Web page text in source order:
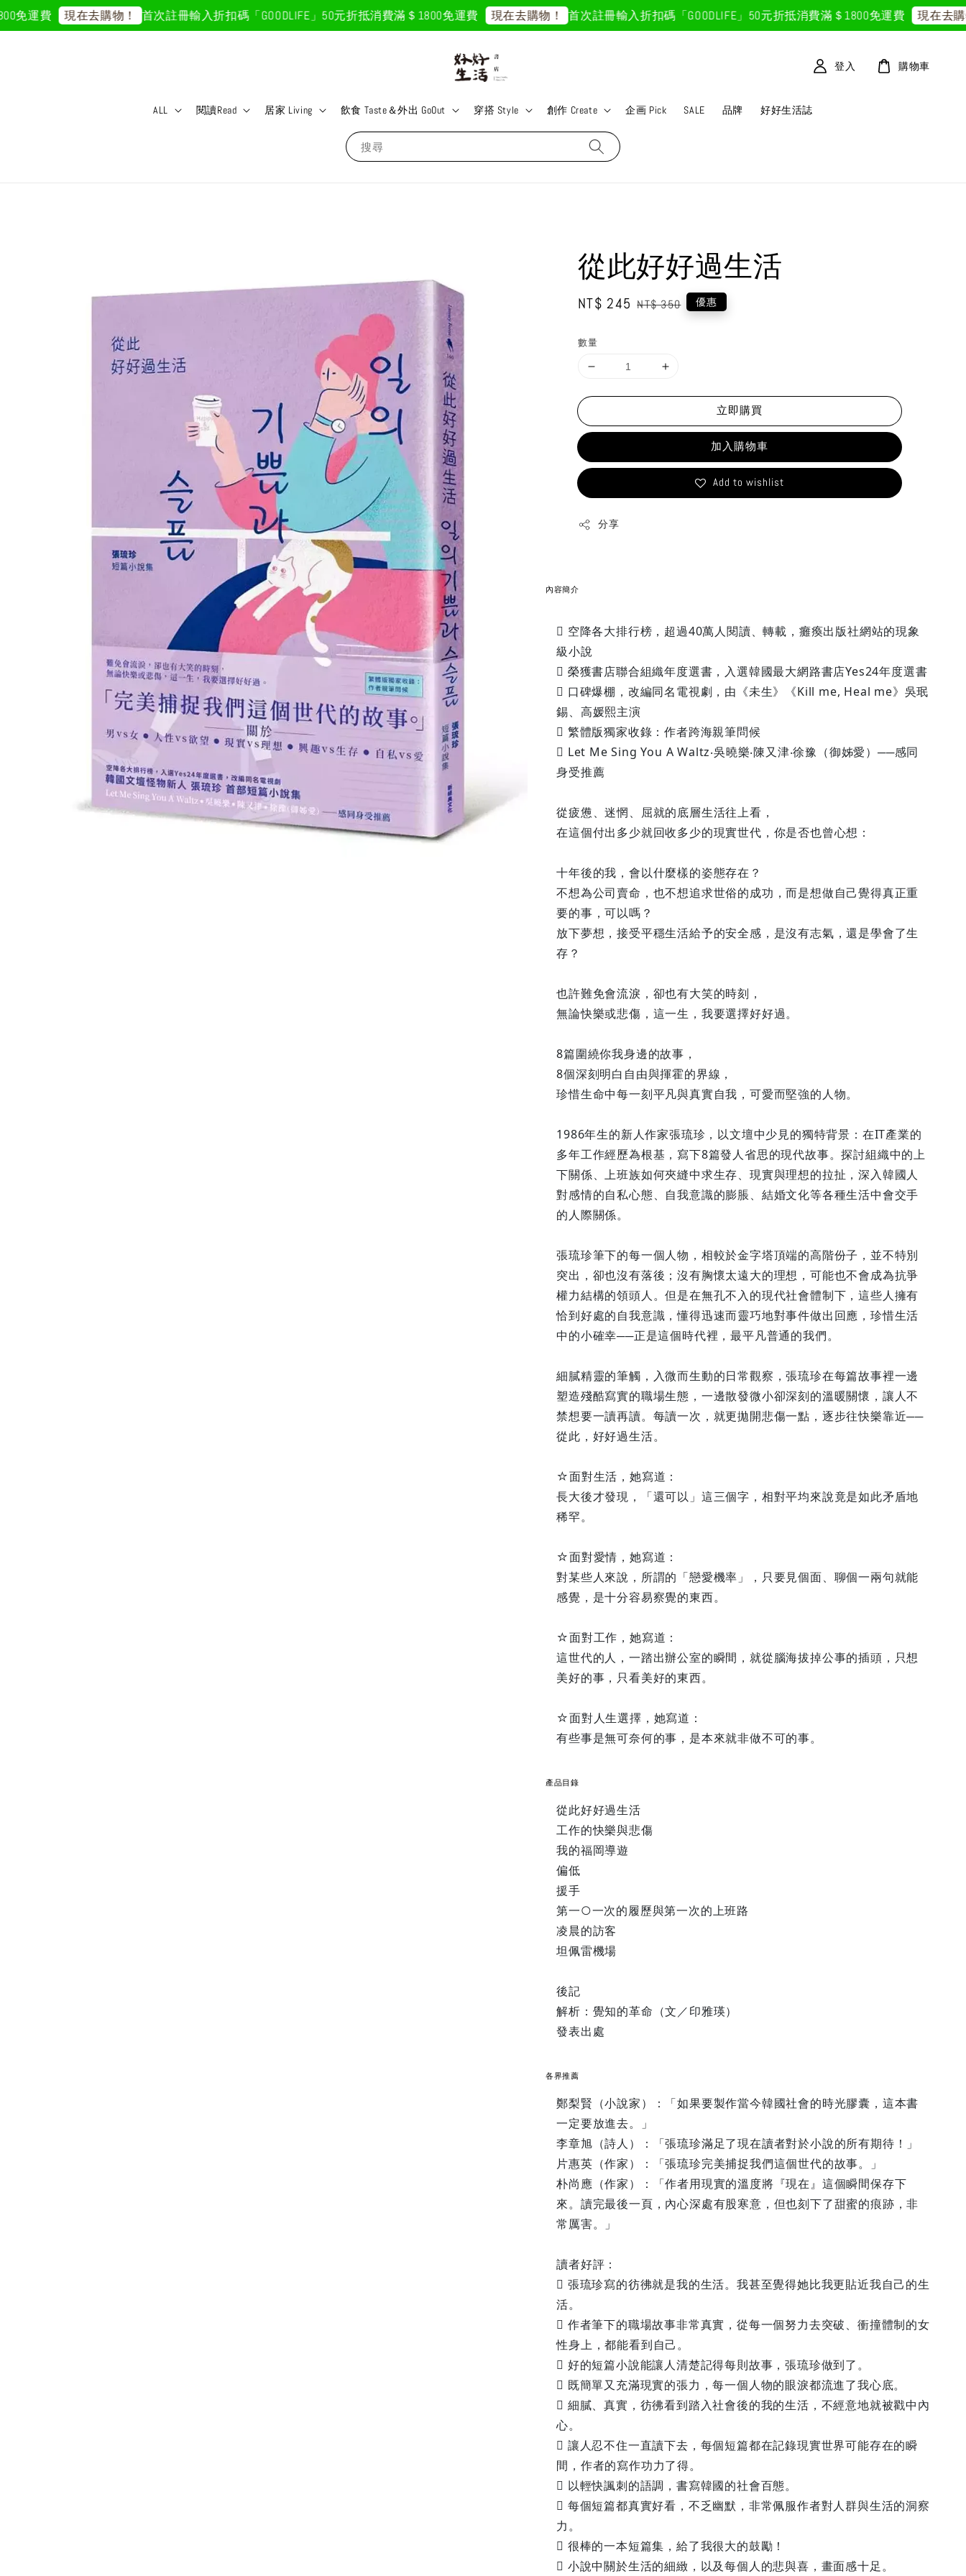
運費 現在去購物！ 首次註冊輸入折扣碼「GOODLIFE」50元折抵消費滿＄1800免運費 現在去購物！ 首次註冊輸入折扣碼「GOODLIFE」50元折抵消費滿＄1800免運費 現在去購物！
搜尋
ALL 閱讀Read 居家 Living 飲食 Taste＆外出 GoOut 穿搭 Style 創作 Create 企画 Pick SALE 品牌 好好生活誌
登入 購物車
從此好好過生活
Sale
NT$ 245 Regular
NT$ 350 優惠
數量
立即購買
加入購物車
Add to wishlist
分享
內容簡介
 空降各大排行榜，超過40萬人閱讀、轉載，癱瘓出版社網站的現象
級小說
 榮獲書店聯合組織年度選書，入選韓國最大網路書店Yes24年度選書
 口碑爆棚，改編同名電視劇，由《未生》《Kill me, Heal me》吳珉
錫、高媛熙主演
 繁體版獨家收錄：作者跨海親筆問候
 Let Me Sing You A Waltz‧吳曉樂‧陳又津‧徐豫（御姊愛）──感同
身受推薦
從疲憊、迷惘、屈就的底層生活往上看，
在這個付出多少就回收多少的現實世代，你是否也曾心想：
十年後的我，會以什麼樣的姿態存在？
不想為公司賣命，也不想追求世俗的成功，而是想做自己覺得真正重
要的事，可以嗎？
放下夢想，接受平穩生活給予的安全感，是沒有志氣，還是學會了生
存？
也許難免會流淚，卻也有大笑的時刻，
無論快樂或悲傷，這一生，我要選擇好好過。
8篇圍繞你我身邊的故事，
8個深刻明白自由與揮霍的界線，
珍惜生命中每一刻平凡與真實自我，可愛而堅強的人物。
1986年生的新人作家張琉珍，以文壇中少見的獨特背景：在IT產業的
多年工作經歷為根基，寫下8篇發人省思的現代故事。探討組織中的上
下關係、上班族如何夾縫中求生存、現實與理想的拉扯，深入韓國人
對感情的自私心態、自我意識的膨脹、結婚文化等各種生活中會交手
的人際關係。
張琉珍筆下的每一個人物，相較於金字塔頂端的高階份子，並不特別
突出，卻也沒有落後；沒有胸懷太遠大的理想，可能也不會成為抗爭
權力結構的領頭人。但是在無孔不入的現代社會體制下，這些人擁有
恰到好處的自我意識，懂得迅速而靈巧地對事件做出回應，珍惜生活
中的小確幸──正是這個時代裡，最平凡普通的我們。
細膩精靈的筆觸，入微而生動的日常觀察，張琉珍在每篇故事裡一邊
塑造殘酷寫實的職場生態，一邊散發微小卻深刻的溫暖關懷，讓人不
禁想要一讀再讀。每讀一次，就更拋開悲傷一點，逐步往快樂靠近──
從此，好好過生活。
☆面對生活，她寫道：
長大後才發現，「還可以」這三個字，相對平均來說竟是如此矛盾地
稀罕。
☆面對愛情，她寫道：
對某些人來說，所謂的「戀愛機率」，只要見個面、聊個一兩句就能
感覺，是十分容易察覺的東西。
☆面對工作，她寫道：
這世代的人，一踏出辦公室的瞬間，就從腦海拔掉公事的插頭，只想
美好的事，只看美好的東西。
☆面對人生選擇，她寫道：
有些事是無可奈何的事，是本來就非做不可的事。
產品目錄
從此好好過生活
工作的快樂與悲傷
我的福岡導遊
偏低
援手
第一○一次的履歷與第一次的上班路
凌晨的訪客
坦佩雷機場
後記
解析：覺知的革命（文／印雅瑛）
發表出處
各界推薦
鄭梨賢（小說家）：「如果要製作當今韓國社會的時光膠囊，這本書
一定要放進去。」
李章旭（詩人）：「張琉珍滿足了現在讀者對於小說的所有期待！」
片惠英（作家）：「張琉珍完美捕捉我們這個世代的故事。」
朴尚應（作家）：「作者用現實的溫度將『現在』這個瞬間保存下
來。讀完最後一頁，內心深處有股寒意，但也刻下了甜蜜的痕跡，非
常厲害。」
讀者好評：
 張琉珍寫的彷彿就是我的生活。我甚至覺得她比我更貼近我自己的生
活。
 作者筆下的職場故事非常真實，從每一個努力去突破、衝撞體制的女
性身上，都能看到自己。
 好的短篇小說能讓人清楚記得每則故事，張琉珍做到了。
 既簡單又充滿現實的張力，每一個人物的眼淚都流進了我心底。
 細膩、真實，彷彿看到踏入社會後的我的生活，不經意地就被戳中內
心。
 讓人忍不住一直讀下去，每個短篇都在記錄現實世界可能存在的瞬
間，作者的寫作功力了得。
 以輕快諷刺的語調，書寫韓國的社會百態。
 每個短篇都真實好看，不乏幽默，非常佩服作者對人群與生活的洞察
力。
 很棒的一本短篇集，給了我很大的鼓勵！
 小說中關於生活的細緻，以及每個人的悲與喜，畫面感十足。